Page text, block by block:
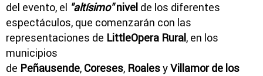
del evento, el "altísimo" nivel de los diferentes
espectáculos, que comenzarán con las
representaciones de LittleOpera Rural, en los
municipios
de Peñausende, Coreses, RoalesyVillamor de los